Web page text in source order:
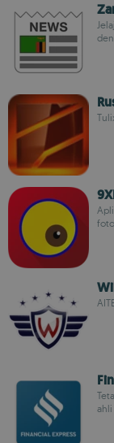
foto
ahli